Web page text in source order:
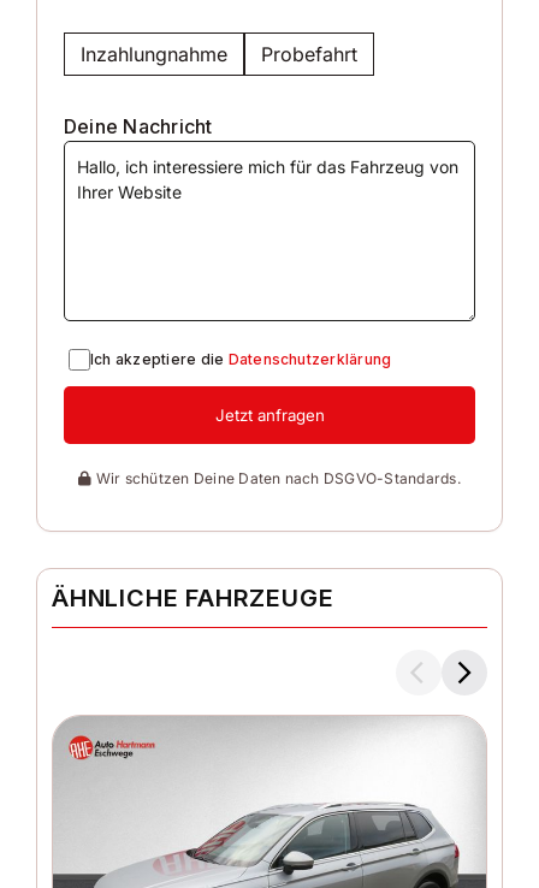
Preisauszeichnungen können nicht als
Vertragsbestandteil deklariert werden.
Inzahlungnahme Probefahrt
Deine Nachricht
Ich akzeptiere die Datenschutzerklärung
Jetzt anfragen
Wir schützen Deine Daten nach DSGVO-Standards.
ÄHNLICHE FAHRZEUGE